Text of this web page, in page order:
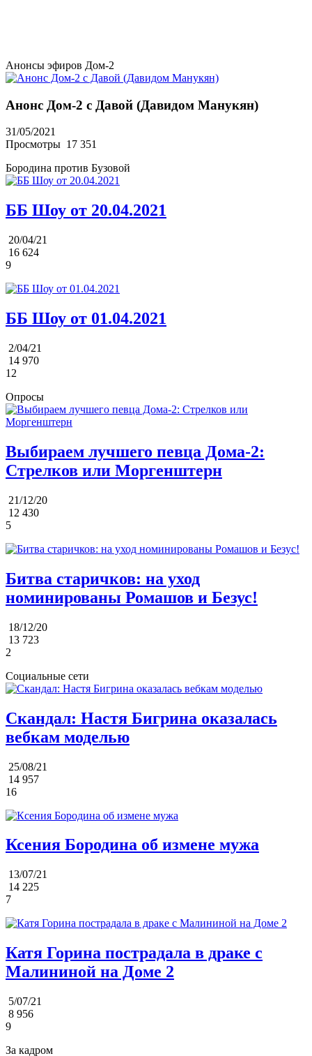
Анонсы эфиров Дом-2
Анонс Дом-2 с Давой (Давидом Манукян)
31/05/2021
Просмотры 17 351
Бородина против Бузовой
ББ Шоу от 20.04.2021
20/04/21
16 624
9
ББ Шоу от 01.04.2021
2/04/21
14 970
12
Опросы
Выбираем лучшего певца Дома-2:
Стрелков или Моргенштерн
21/12/20
12 430
5
Битва старичков: на уход
номинированы Ромашов и Безус!
18/12/20
13 723
2
Социальные сети
Скандал: Настя Бигрина оказалась
вебкам моделью
25/08/21
14 957
16
Ксения Бородина об измене мужа
13/07/21
14 225
7
Катя Горина пострадала в драке с
Малининой на Доме 2
5/07/21
8 956
9
За кадром